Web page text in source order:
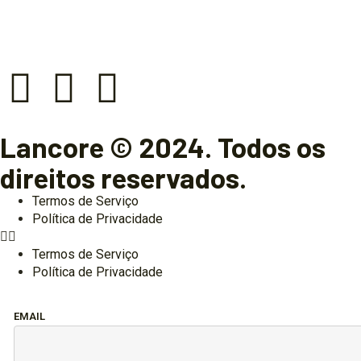
Lancore © 2024. Todos os
direitos reservados.
Termos de Serviço
Política de Privacidade
Termos de Serviço
Política de Privacidade
EMAIL